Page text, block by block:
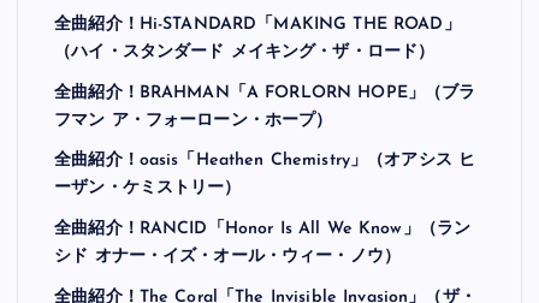
全曲紹介！Hi-STANDARD「MAKING THE ROAD」
（ハイ・スタンダード メイキング・ザ・ロード）
全曲紹介！BRAHMAN「A FORLORN HOPE」（ブラ
フマン ア・フォーローン・ホープ）
全曲紹介！oasis「Heathen Chemistry」（オアシス ヒ
ーザン・ケミストリー）
全曲紹介！RANCID「Honor Is All We Know」（ラン
シド オナー・イズ・オール・ウィー・ノウ）
全曲紹介！The Coral「The Invisible Invasion」（ザ・